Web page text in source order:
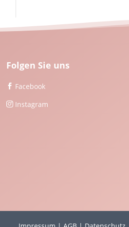
Folgen Sie uns
 Facebook
 Instagram